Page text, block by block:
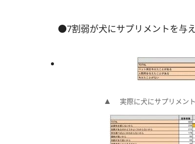
●7割弱が犬にサプリメントを与
実際に犬にサプリメン